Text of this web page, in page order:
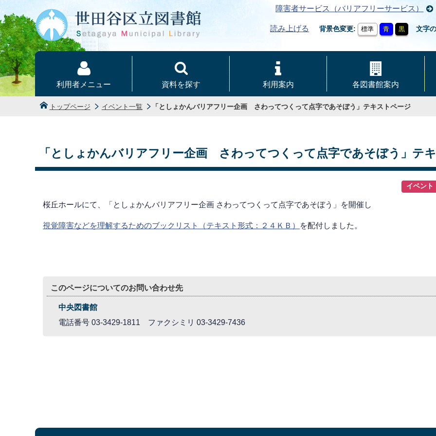
本文へ
障害者サービス（バリアフリーサービス）
読み上げる 背景色変更 標準 青 黒 文字
利用者メニュー 資料を探す 利用案内 各図書館案内
トップページ イベント一覧 「としょかんバリアフリー企画 さわってつくって点字であそぼう」テキストページ
「としょかんバリアフリー企画 さわってつくって点字であそぼう」テ
イベント
桜丘ホールにて、「としょかんバリアフリー企画 さわってつくって点字であそぼう」を開催し
視覚障害などを理解するためのブックリスト（テキスト形式：２４ＫＢ） を配付しました。
このページについてのお問い合わせ先
中央図書館
電話番号 03-3429-1811 ファクシミリ 03-3429-7436